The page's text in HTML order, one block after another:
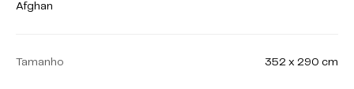
Afghan
Tamanho 352 x 290 cm